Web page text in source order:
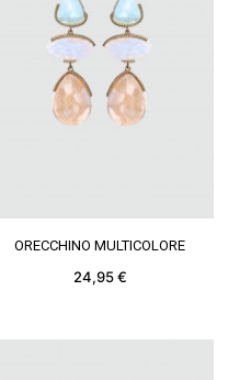
VEDERE DI PIÙ
ORECCHINO MULTICOLORE
24,95 €